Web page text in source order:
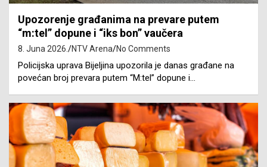
Upozorenje građanima na prevare putem
“m:tel” dopune i “iks bon” vaučera
8. Juna 2026. NTV Arena No Comments
Policijska uprava Bijeljina upozorila je danas građane na
povećan broj prevara putem “M:tel” dopune i…